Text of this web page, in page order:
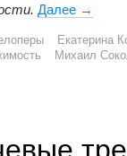
Далее →
Екатерина
Михаил